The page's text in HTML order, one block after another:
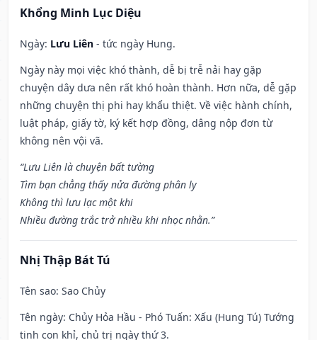
Khổng Minh Lục Diệu
Ngày: Lưu Liên - tức ngày Hung.
Ngày này mọi việc khó thành, dễ bị trễ nải hay gặp
chuyện dây dưa nên rất khó hoàn thành. Hơn nữa, dễ gặp
những chuyện thị phi hay khẩu thiệt. Về việc hành chính,
luật pháp, giấy tờ, ký kết hợp đồng, dâng nộp đơn từ
không nên vội vã.
“Lưu Liên là chuyện bất tường
Tìm bạn chẳng thấy nửa đường phân ly
Không thì lưu lạc một khi
Nhiều đường trắc trở nhiều khi nhọc nhằn.”
Nhị Thập Bát Tú
Tên sao: Sao Chủy
Tên ngày: Chủy Hỏa Hầu - Phó Tuấn: Xấu (Hung Tú) Tướng
tinh con khỉ, chủ trị ngày thứ 3.